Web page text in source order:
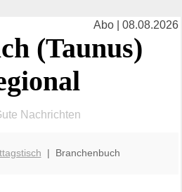
Abo | 08.08.2026
(Taunus)
Nachrichten
| Branchenbuch